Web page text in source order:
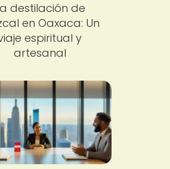
destilación de
en Oaxaca: Un
espiritual y
artesanal